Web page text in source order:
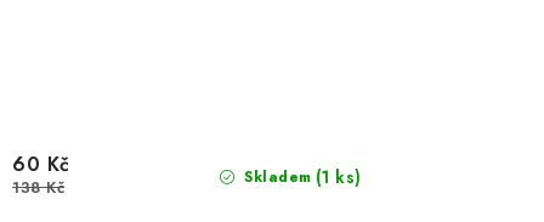
Skladem (1 ks)
60 Kč
138 Kč